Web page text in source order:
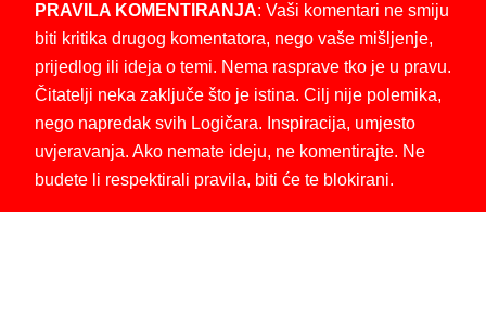
PRAVILA KOMENTIRANJA: Vaši komentari ne smiju
biti kritika drugog komentatora, nego vaše mišljenje,
prijedlog ili ideja o temi. Nema rasprave tko je u pravu.
Čitatelji neka zaključe što je istina. Cilj nije polemika,
nego napredak svih Logičara. Inspiracija, umjesto
uvjeravanja. Ako nemate ideju, ne komentirajte. Ne
budete li respektirali pravila, biti će te blokirani.